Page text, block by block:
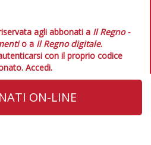
agli abbonati a Il Regno -
o a Il Regno digitale.
con il proprio codice
Accedi.
ON-LINE